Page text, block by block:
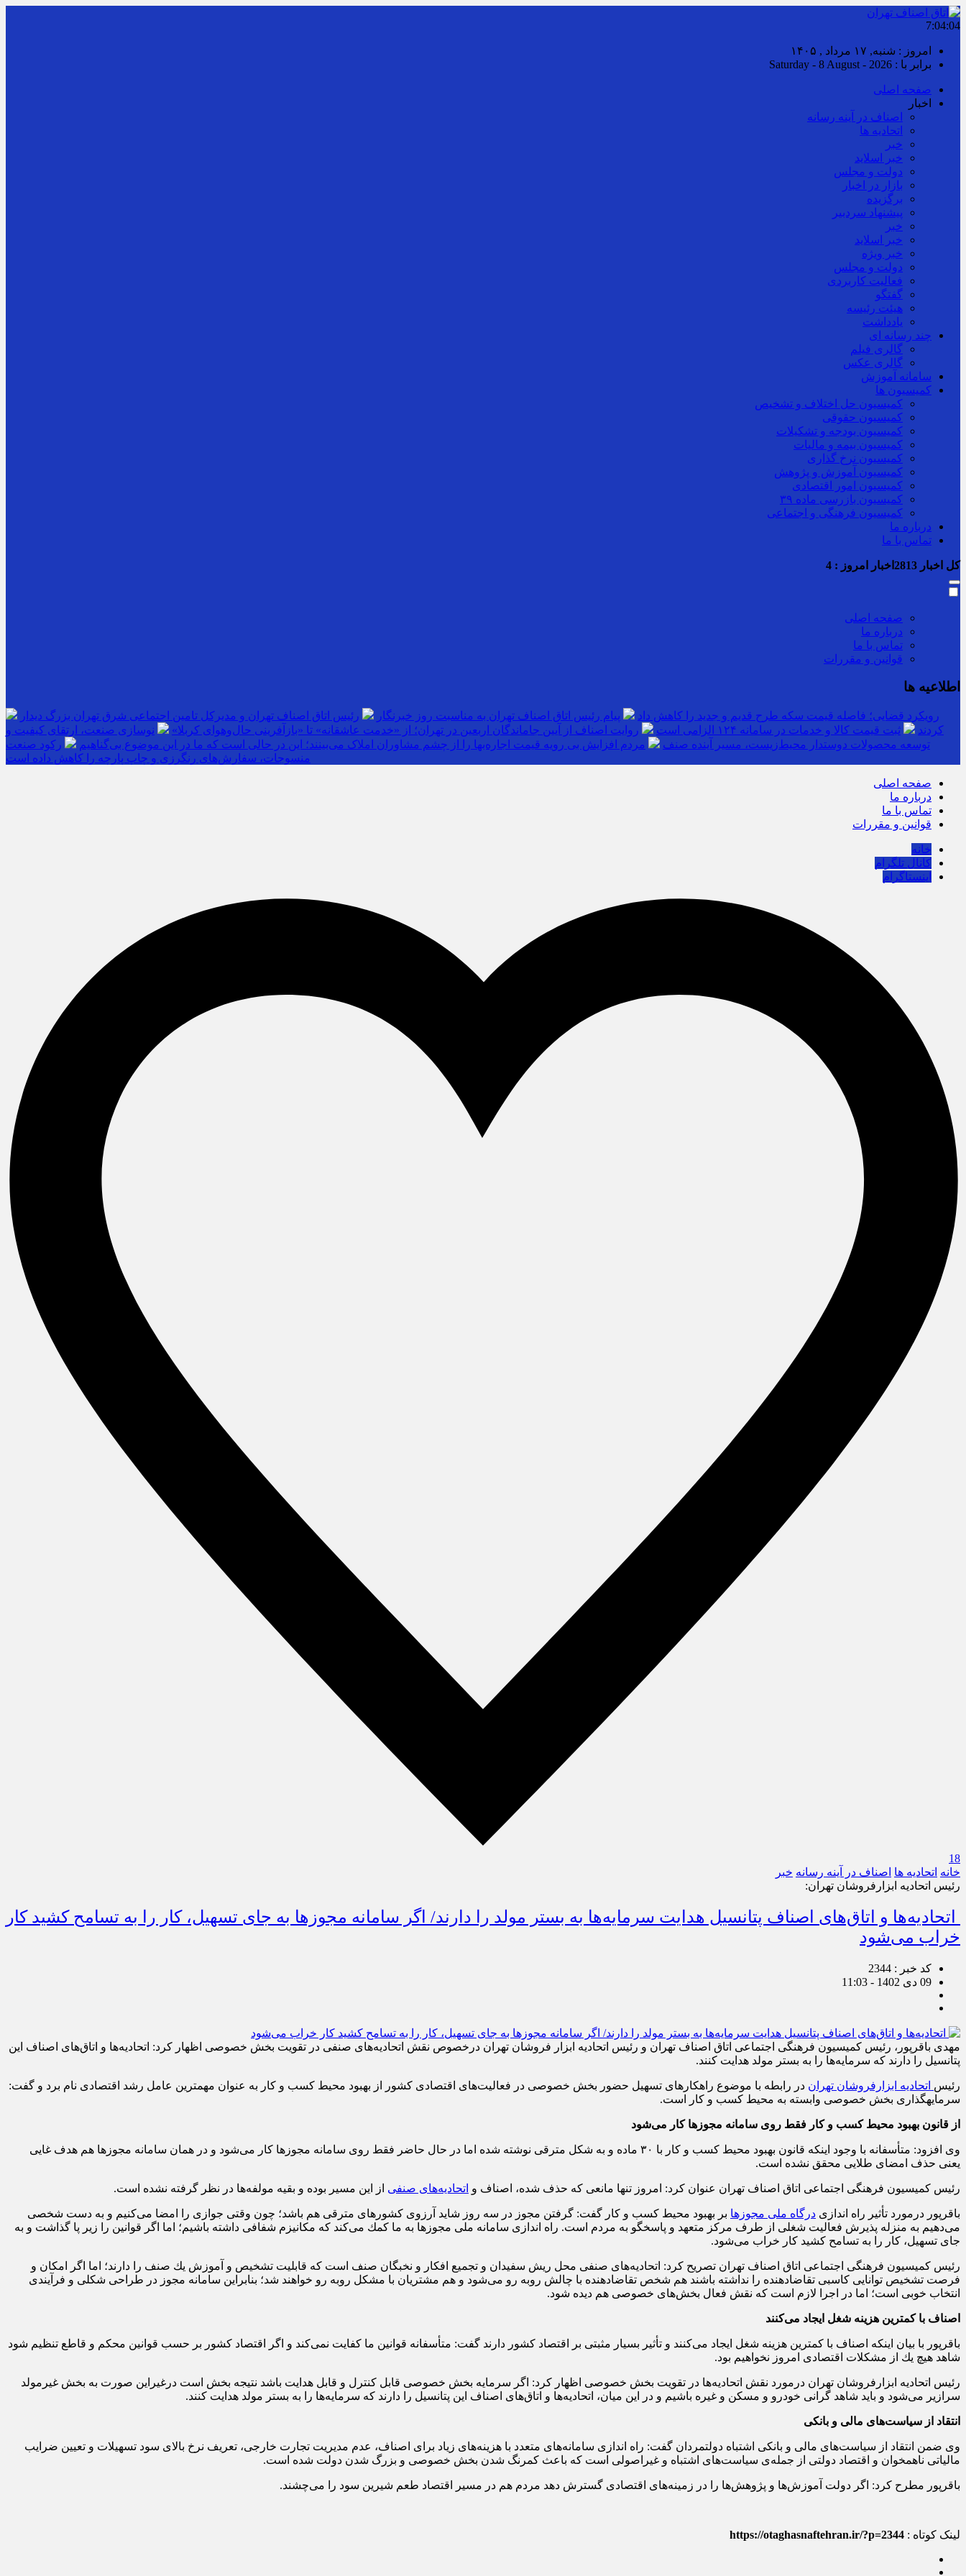
7:04:05
امروز : شنبه, ۱۷ مرداد , ۱۴۰۵
برابر با : Saturday - 8 August - 2026
صفحه اصلی
اخبار
اصناف در آینه رسانه
اتحادیه ها
خبر
خبر اسلايد
دولت و مجلس
بازار در اخبار
برگزیده
پیشنهاد سردبیر
خبر
خبر اسلايد
خبر ویژه
دولت و مجلس
فعالیت کاربردی
گفتگو
هیئت رئیسه
یادداشت
چند رسانه ای
گالری فیلم
گالری عکس
سامانه آموزش
کمیسیون ها
کمیسیون حل اختلاف و تشخیص
کمیسیون حقوقی
کمیسیون بودجه و تشکیلات
کمیسیون بیمه و مالیات
کمیسیون نرخ گذاری
کمیسیون آموزش و پژوهش
کمیسیون امور اقتصادی
کمیسیون بازرسی ماده ۳۹
کمیسیون فرهنگی و اجتماعی
درباره ما
تماس با ما
کل اخبار اخبار امروز : 4
صفحه اصلی
درباره ما
تماس با ما
قوانین و مقررات
اطلاعیه ها
رویکرد قضایی؛ فاصله قیمت سکه طرح قدیم و جدید را کاهش داد پیام رئیس اتاق اصناف تهران به مناسبت روز خبرنگار
رئیس اتاق اصناف تهران و مدیرکل تامین اجتماعی شرق تهران بزرگ دیدار
کردند
ثبت قیمت کالا و خدمات در سامانه ۱۲۴ الزامی است روایت اصناف از آیین جاماندگان اربعین در تهران؛ از «خدمت عاشقانه» تا «بازآفرینی حال‌وهوای کربلا»
نوسازی صنعت، ارتقای کیفیت و
توسعه محصولات دوستدار محیط‌زیست، مسیر آینده صنف
مردم افزایش بی رویه قیمت اجاره‌بها را از چشم مشاوران املاک می‌بینند؛ این در حالی است که ما در این موضوع بی‌گناهیم
رکود صنعت
منسوجات، سفارش‌های رنگرزی و چاپ پارچه را کاهش داده است
صفحه اصلی
درباره ما
تماس با ما
قوانین و مقررات
خانه
کانال تلگرام
اینستاگرام
18
خانه اتحادیه ها اصناف در آینه رسانه خبر
رئیس اتحادیه ابزارفروشان تهران:
اتحادیه‌ها و اتاق‌های اصناف پتانسیل هدایت سرمایه‌ها به بستر مولد را دارند/ اگر سامانه مجوزها به جای تسهیل، كار را به تسامح كشید كار
خراب می‌شود
کد خبر : 2344
09 دی 1402 - 11:03
مهدی باقرپور، رئیس كمیسیون فرهنگی اجتماعی اتاق اصناف تهران و رئیس اتحادیه ابزار فروشان تهران درخصوص نقش اتحادیه‌های صنفی در تقویت بخش خصوصی اظهار كرد: اتحادیه‌ها و اتاق‌های اصناف این
پتانسیل را دارند كه سرمایه‌ها را به بستر مولد هدایت كنند.
رئیس اتحادیه ابزارفروشان تهران
در رابطه با موضوع راهكارهای تسهیل حضور بخش خصوصی در فعالیت‌های اقتصادی كشور از بهبود محیط كسب و كار به عنوان مهم‎ترین عامل رشد اقتصادی نام برد و گفت:
سرمایه‎گذاری بخش خصوصی وابسته به محیط كسب و كار است.
از قانون بهبود محیط كسب و كار فقط روی سامانه مجوزها كار می‌شود
وی افزود: متأسفانه با وجود اینكه قانون بهبود محیط كسب و كار با ۳۰ ماده و به شكل مترقی نوشته شده اما در حال حاضر فقط روی سامانه مجوزها كار می‌شود و در همان سامانه مجوزها هم هدف غایی
یعنی حذف امضای طلایی محقق نشده است.
رئیس كمیسیون فرهنگی اجتماعی اتاق اصناف تهران عنوان كرد: امروز تنها مانعی كه حذف شده، اصناف و اتحادیه‌های صنفی از این مسیر بوده و بقیه مولفه‌ها در نظر گرفته نشده است.
باقرپور درمورد تأثیر راه اندازی درگاه ملی مجوزها بر بهبود محیط كسب و كار گفت: گرفتن مجوز در سه روز شاید آرزوی كشورهای مترقی هم باشد؛ چون وقتی جوازی را امضا می‌كنیم و به دست شخصی
می‌دهیم به منزله پذیرش فعالیت شغلی از طرف مركز متعهد و پاسخگو به مردم است. راه اندازی سامانه ملی مجوزها به ما كمك می‌كند كه مكانیزم شفافی داشته باشیم؛ اما اگر قوانین را زیر پا گذاشت و به
جای تسهیل، كار را به تسامح كشید كار خراب می‌شود.
رئیس كمیسیون فرهنگی اجتماعی اتاق اصناف تهران تصریح كرد: اتحادیه‌های صنفی محل ریش سفیدان و تجمیع افكار و نخبگان صنف است كه قابلیت تشخیص و آموزش یك صنف را دارند؛ اما اگر امكان و
فرصت تشخیص توانایی كاسبی تقاضادهنده را نداشته باشند هم شخص تقاضادهنده با چالش روبه رو می‌شود و هم مشتریان با مشكل روبه رو خواهند شد؛ بنابراین سامانه مجوز در طراحی شكلی و فرآیندی
انتخاب خوبی است؛ اما در اجرا لازم است كه نقش فعال بخش‌های خصوصی هم دیده شود.
اصناف با كمترین هزینه شغل ایجاد می‌كنند
باقرپور با بیان اینكه اصناف با كمترین هزینه شغل ایجاد می‌كنند و تأثیر بسیار مثبتی بر اقتصاد كشور دارند گفت: متأسفانه قوانین ما كفایت نمی‌كند و اگر اقتصاد كشور بر حسب قوانین محكم و قاطع تنظیم شود
شاهد هیچ یك از مشكلات اقتصادی امروز نخواهیم بود.
رئیس اتحادیه ابزارفروشان تهران درمورد نقش اتحادیه‌ها در تقویت بخش خصوصی اظهار كرد: اگر سرمایه بخش خصوصی قابل كنترل و قابل هدایت باشد نتیجه بخش است درغیراین صورت به بخش غیرمولد
سرازیر می‌شود و باید شاهد گرانی خودرو و مسكن و غیره باشیم و در این میان، اتحادیه‌ها و اتاق‌های اصناف این پتانسیل را دارند كه سرمایه‌ها را به بستر مولد هدایت كنند.
انتقاد از سیاست‌های مالی و بانكی
وی ضمن انتقاد از سیاست‌های مالی و بانكی اشتباه دولتمردان گفت: راه اندازی سامانه‌های متعدد با هزینه‌های زیاد برای اصناف، عدم مدیریت تجارت خارجی، تعریف نرخ بالای سود تسهیلات و تعیین ضرایب
مالیاتی ناهمخوان و اقتصاد دولتی از جمله‌ی سیاست‌های اشتباه و غیراصولی است كه باعث كمرنگ شدن بخش خصوصی و بزرگ شدن دولت شده است.
باقرپور مطرح كرد: اگر دولت آموزش‌ها و پژوهش‌ها را در زمینه‌های اقتصادی گسترش دهد مردم هم در مسیر اقتصاد طعم شیرین سود را می‌چشند.
لینک کوتاه : https://otaghasnaftehran.ir/?p=2344